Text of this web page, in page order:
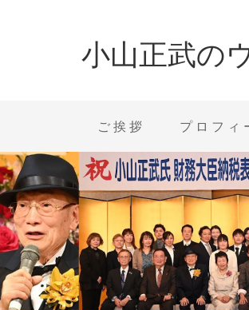
小山正武の
ご挨拶 プロフィ